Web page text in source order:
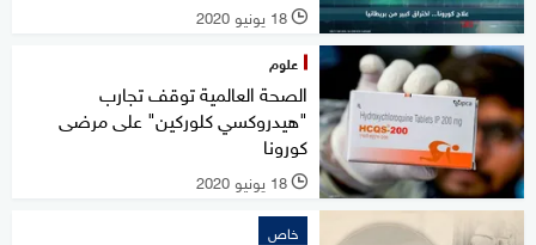
l 18 يونيو 2020
علوم
الصحة العالمية توقف تجارب
"هيدروكسي كلوركين" على مرضى
كورونا
l 18 يونيو 2020
خاص